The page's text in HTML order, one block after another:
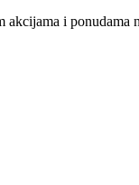
akcijama i ponudama